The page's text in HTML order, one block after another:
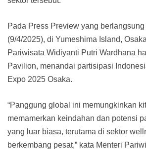
Pada Press Preview yang
(9/4/2025), di Yumeshima Island,
Pariwisata Widiyanti Putri Wardhana
Pavilion, menandai partisipasi
Expo 2025 Osaka.
“Panggung global ini memungkinkan
memamerkan keindahan dan potensi
yang luar biasa, terutama di sektor
berkembang pesat,” kata Menteri